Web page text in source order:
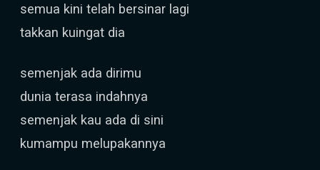
semua kini telah bersinar lagi
takkan kuingat dia
semenjak ada dirimu
dunia terasa indahnya
semenjak kau ada di sini
kumampu melupakannya